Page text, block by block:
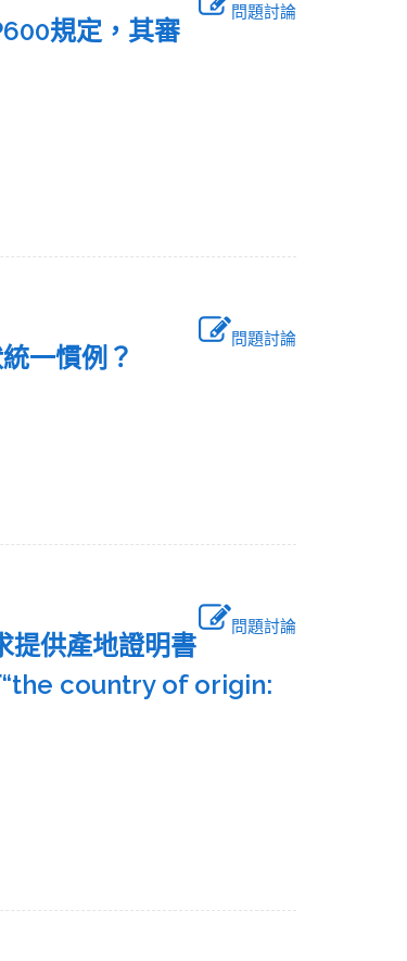
問題討論
規定，其審
問題討論
統一慣例？
問題討論
提供產地證明書
“the country of origin: